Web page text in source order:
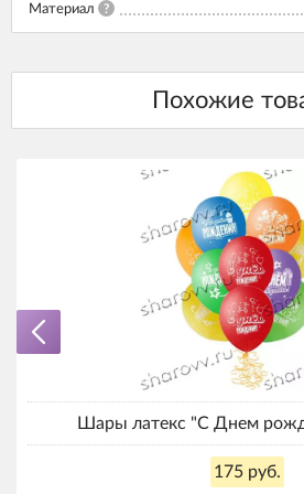
Материал ?
Шары латекс "С Днем
175 руб.